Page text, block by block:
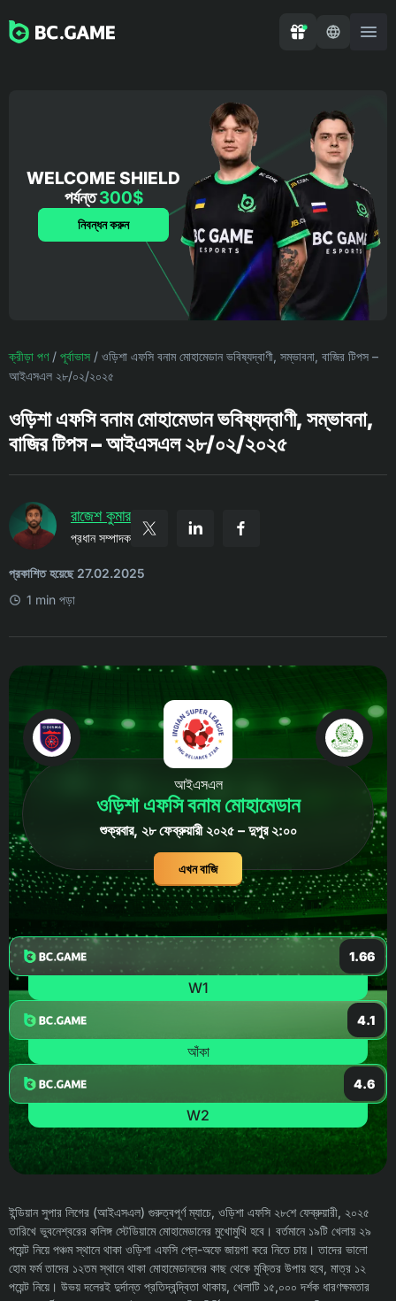
WELCOME SHIELD
পর্যন্ত300$
নিবন্ধন করুন
ক্রীড়া পণ/ পূর্বাভাস / ওড়িশা এফসি বনাম মোহামেডান ভবিষ্যদ্বাণী, সম্ভাবনা, বাজির টিপস –
আইএসএল ২৮/০২/২০২৫
ওড়িশা এফসি বনাম মোহামেডান ভবিষ্যদ্বাণী, সম্ভাবনা,
বাজির টিপস – আইএসএল ২৮/০২/২০২৫
রাজেশ কুমার
প্রধান সম্পাদক
প্রকাশিত হয়েছে 27.02.2025
1 min পড়া
আইএসএল
ওড়িশা এফসি বনাম মোহামেডান
শুক্রবার, ২৮ ফেব্রুয়ারী ২০২৫ – দুপুর ২:০০
এখন বাজি
1.66
W1
4.1
আঁকা
4.6
W2
ইন্ডিয়ান সুপার লিগের (আইএসএল) গুরুত্বপূর্ণ ম্যাচে, ওড়িশা এফসি ২৮শে ফেব্রুয়ারী, ২০২৫
তারিখে ভুবনেশ্বরের কলিঙ্গ স্টেডিয়ামে মোহামেডানের মুখোমুখি হবে। বর্তমানে ১৯টি খেলায় ২৯
পয়েন্ট নিয়ে পঞ্চম স্থানে থাকা ওড়িশা এফসি প্লে-অফে জায়গা করে নিতে চায়। তাদের ভালো
হোম ফর্ম তাদের ১২তম স্থানে থাকা মোহামেডানদের কাছ থেকে মুক্তির উপায় হবে, মাত্র ১২
পয়েন্ট নিয়ে। উভয় দলেরই দুর্দান্ত প্রতিদ্বন্দ্বিতা থাকায়, খেলাটি ১৫,০০০ দর্শক ধারণক্ষমতার